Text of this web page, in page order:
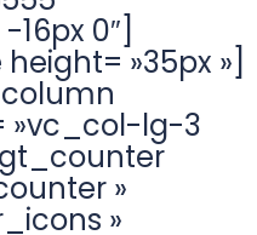
0″]
»35px »]
»vc_col-lg-3
»
»